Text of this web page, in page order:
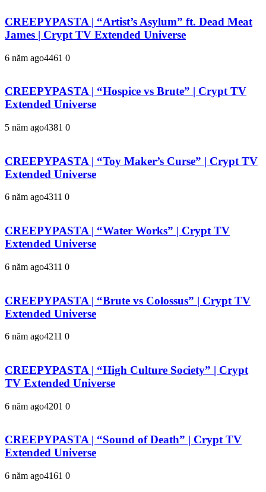
CREEPYPASTA | “Artist’s Asylum” ft. Dead Meat
James | Crypt TV Extended Universe
6 năm ago4461 0
CREEPYPASTA | “Hospice vs Brute” | Crypt TV
Extended Universe
5 năm ago4381 0
CREEPYPASTA | “Toy Maker’s Curse” | Crypt TV
Extended Universe
6 năm ago4311 0
CREEPYPASTA | “Water Works” | Crypt TV
Extended Universe
6 năm ago4311 0
CREEPYPASTA | “Brute vs Colossus” | Crypt TV
Extended Universe
6 năm ago4211 0
CREEPYPASTA | “High Culture Society” | Crypt
TV Extended Universe
6 năm ago4201 0
CREEPYPASTA | “Sound of Death” | Crypt TV
Extended Universe
6 năm ago4161 0